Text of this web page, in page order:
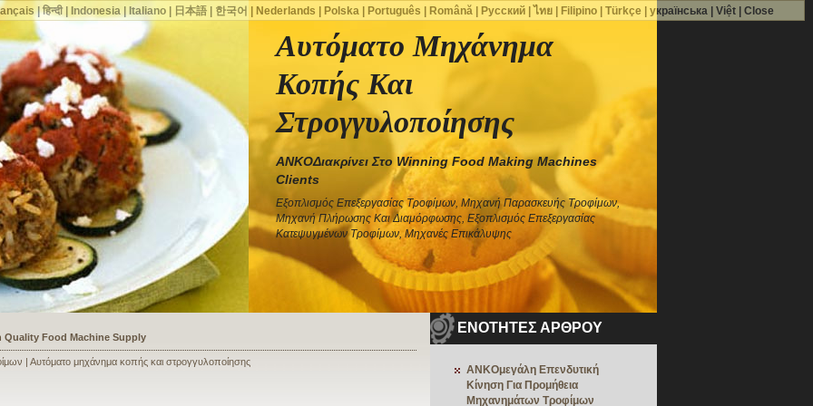
Αυτόματο Μηχάνημα
Κοπής Και
Στρογγυλοποίησης
ANKOΔιακρίνει Στο Winning Food Making Machines
Clients
Εξοπλισμός Επεξεργασίας Τροφίμων, Μηχανή Παρασκευής Τροφίμων,
Μηχανή Πλήρωσης Και Διαμόρφωσης, Εξοπλισμός Επεξεργασίας
Κατεψυγμένων Τροφίμων, Μηχανές Επικάλυψης
a Shoe Seller to Start a Food Business
| Αυτόματο μηχάνημα κοπής και στρογγυλοποίησης
ΕΝΟΤΗΤΕΣ ΑΡΘΡΟΥ
ANKOμεγάλη Επενδυτική
Κίνηση Για Προμήθεια
Μηχανημάτων Τροφίμων
|हिन्दी| Indonesia| Italiano| 日本語| 한국어 Nederlands Polska| Português Română| Русский| ไทย| Filipino| Türkçe українська| Việt| Close